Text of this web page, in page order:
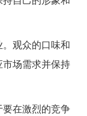
观众的口味和
场需求并保持
在激烈的竞争